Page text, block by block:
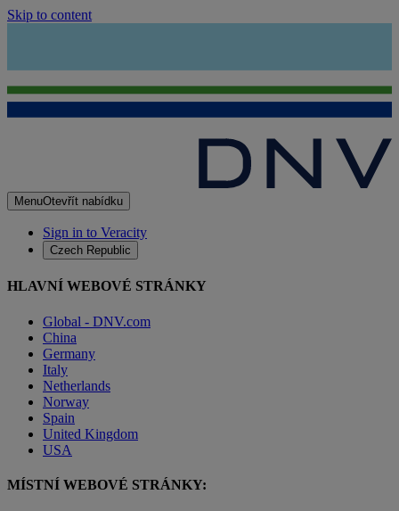
Skip to content
MenuOtevřít nabídku
Sign in to Veracity
Czech Republic
HLAVNÍ WEBOVÉ STRÁNKY
Global - DNV.com
China
Germany
Italy
Netherlands
Norway
Spain
United Kingdom
USA
MÍSTNÍ WEBOVÉ STRÁNKY: